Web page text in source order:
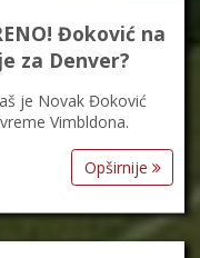
Đoković na
za Denver?
je Novak Đoković
Vimbldona.
Opširnije